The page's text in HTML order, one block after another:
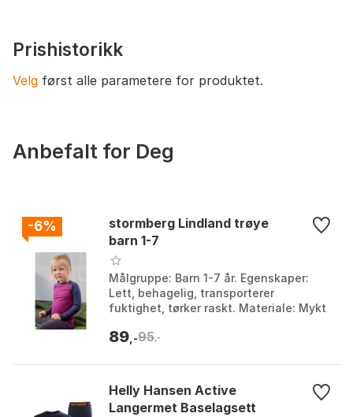
Prishistorikk
Velg først alle parametere for produktet.
Anbefalt for Deg
-6%
stormberg Lindland trøye
barn 1-7
Målgruppe: Barn 1-7 år. Egenskaper:
Lett, behagelig, transporterer
fuktighet, tørker raskt. Materiale: Mykt
trening, bruk hel...
89 ,-95 ,-
Helly Hansen Active
Langermet Baselagsett